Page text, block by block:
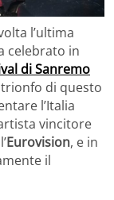
l’ultima
celebrato in
di Sanremo
di questo
l’Italia
vincitore
Eurovision, e in
il